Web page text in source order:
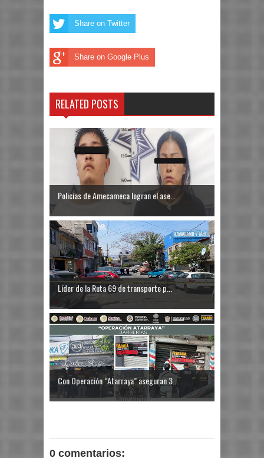
Share on Twitter
Share on Google Plus
RELATED POSTS
Policías de Amecameca logran el ase...
Líder de la Ruta 69 de transporte p...
Con Operación “Atarraya” aseguran 3...
0 comentarios: